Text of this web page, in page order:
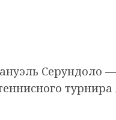
Серундоло
турнира